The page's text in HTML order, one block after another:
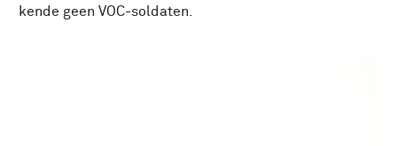
kende geen VOC-soldaten.